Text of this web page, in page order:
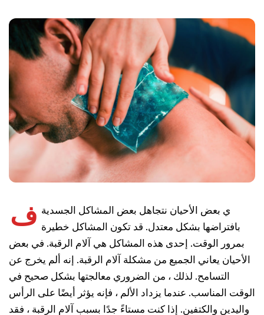
ف ي بعض الأحيان نتجاهل بعض المشاكل الجسدية
بافتراضها بشكل معتدل. قد تكون المشاكل خطيرة
بمرور الوقت. إحدى هذه المشاكل هي آلام الرقبة. في بعض
الأحيان يعاني الجميع من مشكلة آلام الرقبة. إنه ألم يخرج عن
التسامح. لذلك ، من الضروري معالجتها بشكل صحيح في
الوقت المناسب. عندما يزداد الألم ، فإنه يؤثر أيضًا على الرأس
واليدين والكتفين. إذا كنت مستاءً جدًا بسبب آلام الرقبة ، فقد